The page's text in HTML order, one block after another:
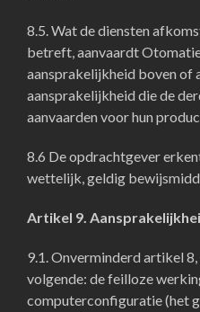
8.5. Wat de diensten
betreft, aanvaardt
aansprakelijkheid boven of
aansprakelijkheid die de
aanvaarden voor hun
8.6 De opdrachtgever
wettelijk, geldig
Artikel 9.
9.1. Onverminderd artikel
volgende: de feilloze
computerconfiguratie (het